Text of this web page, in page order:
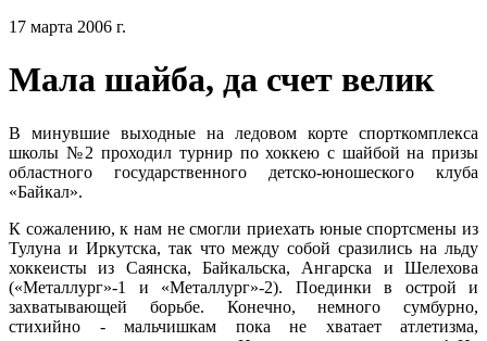
17 марта 2006 г.
Мала шайба, да счет велик
В минувшие выходные на ледовом корте спорткомплекса
школы №2 проходил турнир по хоккею с шайбой на призы
областного государственного детско-юношеского клуба
«Байкал».
К сожалению, к нам не смогли приехать юные спортсмены из
Тулуна и Иркутска, так что между собой сразились на льду
хоккеисты из Саянска, Байкальска, Ангарска и Шелехова
(«Металлург»-1 и «Металлург»-2). Поединки в острой и
захватывающей борьбе. Конечно, немного сумбурно,
стихийно - мальчишкам пока не хватает атлетизма,